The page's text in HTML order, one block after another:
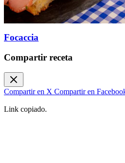
Focaccia
Compartir receta
Compartir en X Compartir en
Link copiado.